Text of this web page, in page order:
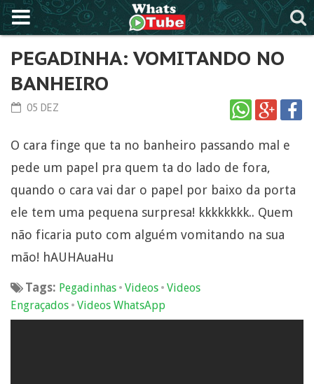
PEGADINHA: VOMITANDO NO
BANHEIRO
05 DEZ
O cara finge que ta no banheiro passando mal e
pede um papel pra quem ta do lado de fora,
quando o cara vai dar o papel por baixo da porta
ele tem uma pequena surpresa! kkkkkkkk.. Quem
não ficaria puto com alguém vomitando na sua
mão! hAUHAuaHu
Tags: Pegadinhas • Videos • Videos
Engraçados • Videos WhatsApp